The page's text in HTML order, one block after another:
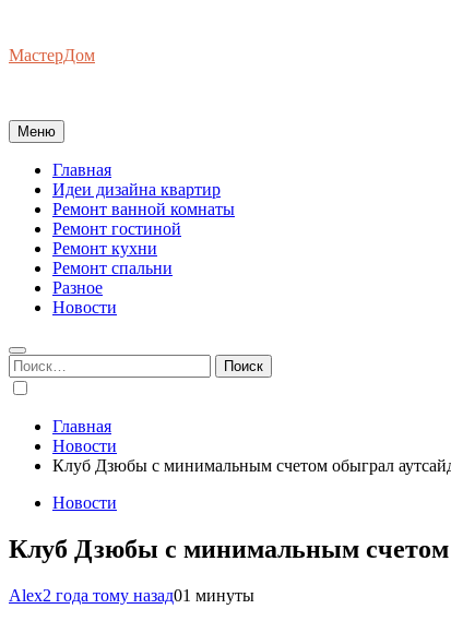
содержимому
МастерДом
Меню
Главная
Идеи дизайна квартир
Ремонт ванной комнаты
Ремонт гостиной
Ремонт кухни
Ремонт спальни
Разное
Новости
Найти:
Главная
Новости
Клуб Дзюбы с минимальным счетом обыграл
Новости
Клуб Дзюбы с минимальным
Alex2 года тому назад01 минуты